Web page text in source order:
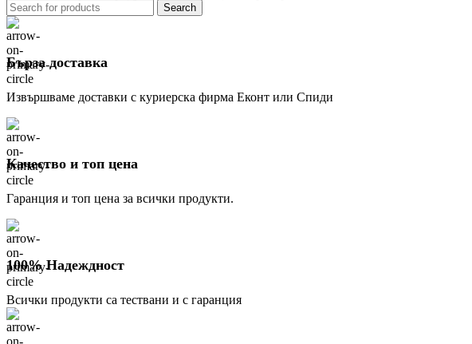
Search
Бърза доставка
Извършваме доставки с куриерска фирма Еконт или Спиди
Качество и топ цена
Гаранция и топ цена за всички продукти.
100% Надеждност
Всички продукти са тествани и с гаранция